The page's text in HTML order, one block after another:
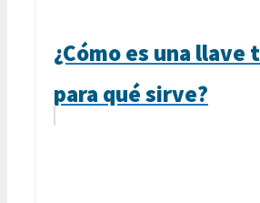
¿Cómo es una llave
para qué sirve?